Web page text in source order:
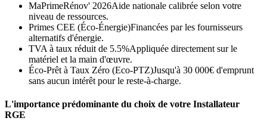
MaPrimeRénov' 2026Aide nationale calibrée selon votre
niveau de ressources.
Primes CEE (Éco-Énergie)Financées par les fournisseurs
alternatifs d'énergie.
TVA à taux réduit de 5.5%Appliquée directement sur le
matériel et la main d'œuvre.
Éco-Prêt à Taux Zéro (Eco-PTZ)Jusqu'à 30 000€ d'emprunt
sans aucun intérêt pour le reste-à-charge.
L'importance prédominante du choix de votre Installateur
RGE